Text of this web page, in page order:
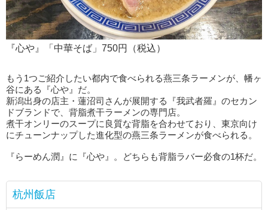
『心や』「中華そば」750円（税込）
もう1つご紹介したい都内で食べられる燕三条ラーメンが、幡ヶ
谷にある『心や』だ。
新潟出身の店主・蓮沼司さんが展開する『我武者羅』のセカン
ドブランドで、背脂煮干ラーメンの専門店。
煮干オンリーのスープに良質な背脂を合わせており、東京向け
にチューンナップした進化型の燕三条ラーメンが食べられる。
『らーめん潤』に『心や』。どちらも背脂ラバー必食の1杯だ。
杭州飯店